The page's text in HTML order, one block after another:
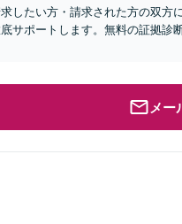
したい方・請求された方の双方
サポートします。無料の証拠診
メー